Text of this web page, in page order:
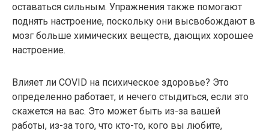
оставаться сильным. Упражнения также помогают
поднять настроение, поскольку они высвобождают в
мозг больше химических веществ, дающих хорошее
настроение.
Влияет ли COVID на психическое здоровье? Это
определенно работает, и нечего стыдиться, если это
скажется на вас. Это может быть из-за вашей
работы, из-за того, что кто-то, кого вы любите,